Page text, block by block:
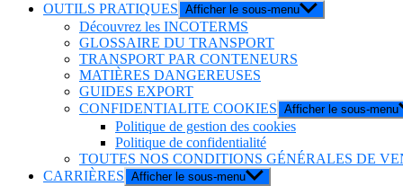
OUTILS PRATIQUES Afficher le sous-menu
Découvrez les INCOTERMS
GLOSSAIRE DU TRANSPORT
TRANSPORT PAR CONTENEURS
MATIÈRES DANGEREUSES
GUIDES EXPORT
CONFIDENTIALITE COOKIES Afficher le sous-menu
Politique de gestion des cookies
Politique de confidentialité
TOUTES NOS CONDITIONS GÉNÉRALES DE
CARRIÈRES Afficher le sous-menu